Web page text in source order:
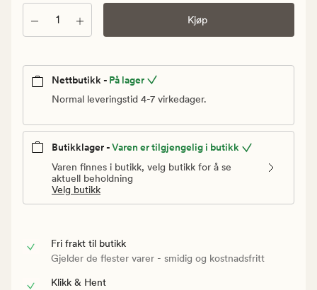
Antall Kjøp
Nettbutikk - På lager
Normal leveringstid 4-7 virkedager.
Butikklager -Varen er tilgjengelig i butikk
Varen finnes i butikk, velg butikk for å se
aktuell beholdning
Velg butikk
Fri frakt til butikk
Gjelder de flester varer - smidig og kostnadsfritt
Klikk & Hent